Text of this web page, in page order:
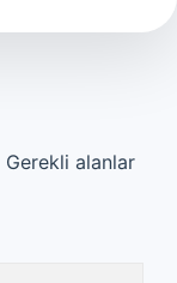
Gerekli alanlar